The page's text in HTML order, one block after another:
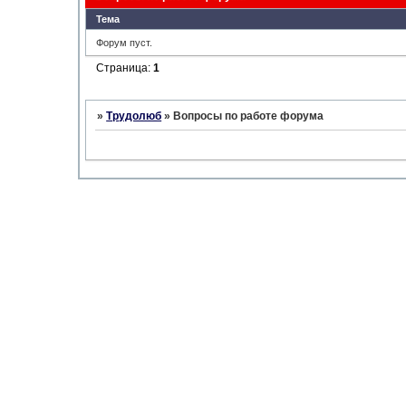
Тема
Форум пуст.
Страница:1
»Трудолюб » Вопросы по работе форума